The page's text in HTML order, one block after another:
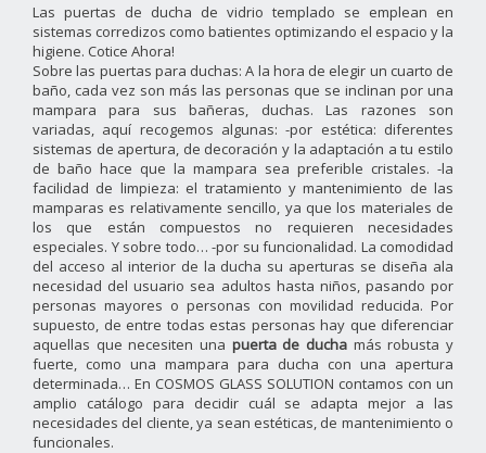
Las puertas de ducha de vidrio templado se emplean en
sistemas corredizos como batientes optimizando el espacio y la
higiene. Cotice Ahora!
Sobre las puertas para duchas: A la hora de elegir un cuarto de
baño, cada vez son más las personas que se inclinan por una
mampara para sus bañeras, duchas. Las razones son
variadas, aquí recogemos algunas: -por estética: diferentes
sistemas de apertura, de decoración y la adaptación a tu estilo
de baño hace que la mampara sea preferible cristales. -la
facilidad de limpieza: el tratamiento y mantenimiento de las
mamparas es relativamente sencillo, ya que los materiales de
los que están compuestos no requieren necesidades
especiales. Y sobre todo… -por su funcionalidad. La comodidad
del acceso al interior de la ducha su aperturas se diseña ala
necesidad del usuario sea adultos hasta niños, pasando por
personas mayores o personas con movilidad reducida. Por
supuesto, de entre todas estas personas hay que diferenciar
aquellas que necesiten una puerta de ducha más robusta y
fuerte, como una mampara para ducha con una apertura
determinada… En COSMOS GLASS SOLUTION contamos con un
amplio catálogo para decidir cuál se adapta mejor a las
necesidades del cliente, ya sean estéticas, de mantenimiento o
funcionales.